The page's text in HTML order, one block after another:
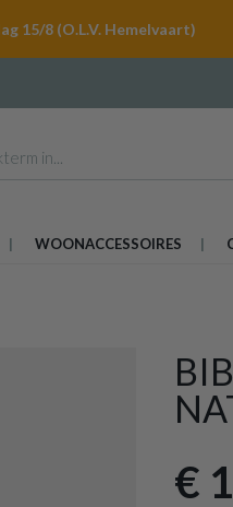
15/8 (O.L.V. Hemelvaart)
WOONACCESSOIRES
€